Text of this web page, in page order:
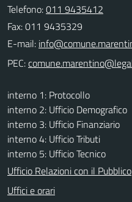
Telefono:011 9435412
Fax: 011 9435329
E-mail:
PEC:
interno 1: Protocollo
interno 2: Ufficio Demografico
interno 3: Ufficio Finanziario
interno 4: Ufficio Tributi
interno 5: Ufficio Tecnico
Ufficio Relazioni con il Pubblico
Uffici e orari